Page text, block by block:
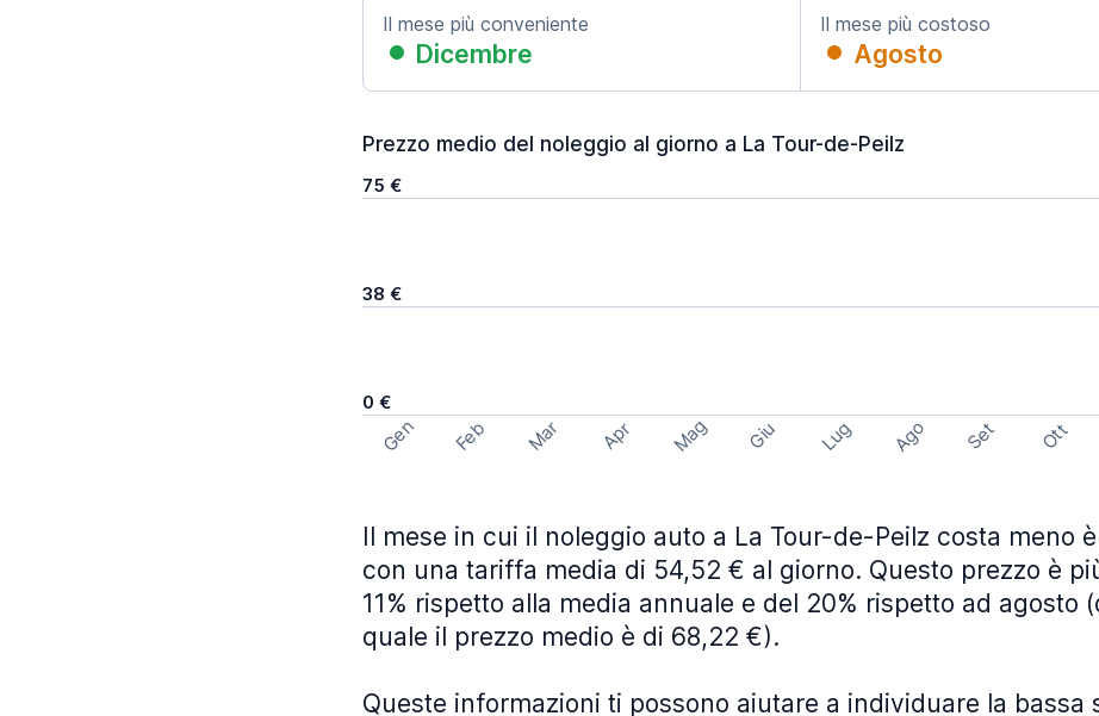
Il mese più conveniente
Dicembre
Il mese più costoso
Agosto
Prezzo medio del noleggio al giorno a La Tour-de-Peilz
75 €
38 €
0 €
Gen Feb Mar Apr Mag Giu Lug Ago Set Ott
Il mese in cui il noleggio auto a La Tour-de-Peilz costa meno
con una tariffa media di 54,52 € al giorno. Questo prezzo è
11% rispetto alla media annuale e del 20% rispetto ad agosto
quale il prezzo medio è di 68,22 €).
Queste informazioni ti possono aiutare a individuare la bassa